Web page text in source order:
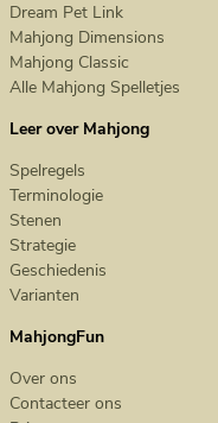
Dream Pet Link
Mahjong Dimensions
Mahjong Classic
Alle Mahjong Spelletjes
Leer over Mahjong
Spelregels
Terminologie
Stenen
Strategie
Geschiedenis
Varianten
MahjongFun
Over ons
Contacteer ons